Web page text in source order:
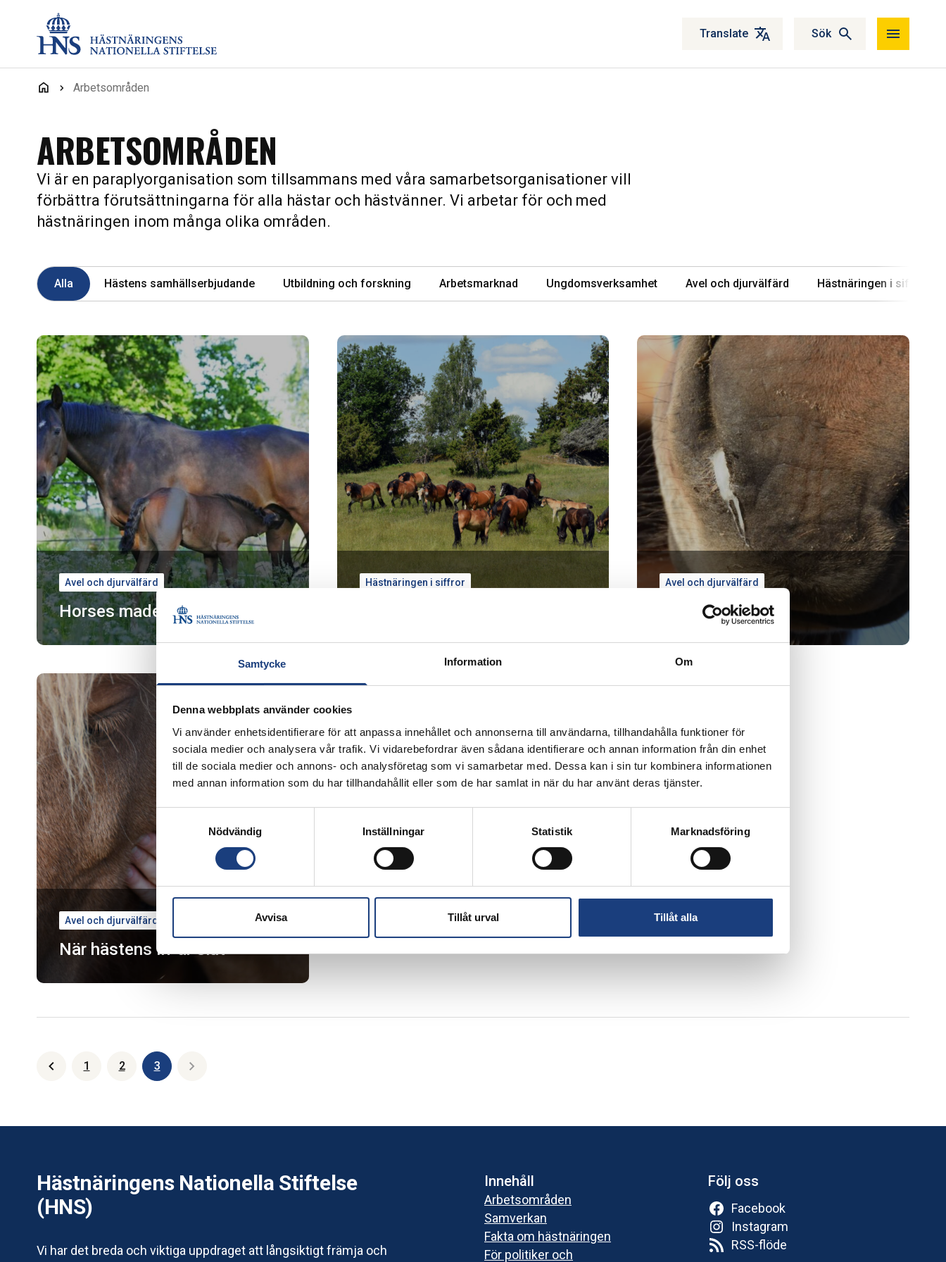
Samtycke Information Om
Denna webbplats använder cookies
Vi använder enhetsidentifierare för att anpassa innehållet och annonserna till användarna, tillhandahålla funktioner för
sociala medier och analysera vår trafik. Vi vidarebefordrar även sådana identifierare och annan information från din enhet
till de sociala medier och annons- och analysföretag som vi samarbetar med. Dessa kan i sin tur kombinera informationen
med annan information som du har tillhandahållit eller som de har samlat in när du har använt deras tjänster.
Nödvändig
Inställningar Statistik Marknadsföring
Avvisa Tillåt urval Tillåt alla
Translate
Sök
Arbetsområden
ARBETSOMRÅDEN
Vi är en paraplyorganisation som tillsammans med våra samarbetsorganisationer vill
förbättra förutsättningarna för alla hästar och hästvänner. Vi arbetar för och med
hästnäringen inom många olika områden.
Alla Hästens samhällserbjudande Utbildning och forskning Arbetsmarknad Ungdomsverksamhet Avel och djurvälfärd Hästnäringen i siffror
Avel och djurvälfärd
Horses made in Sweden
Hästnäringen i siffror Avel och djurvälfärd
Smittskydd
Avel och djurvälfärd
När hästens liv är slut
Föregående
1 2 3
Nästa
Hästnäringens Nationella Stiftelse
(HNS)
Vi har det breda och viktiga uppdraget att långsiktigt främja och
Innehåll
Arbetsområden
Samverkan
Fakta om hästnäringen
För politiker och
Följ oss
Facebook
Instagram
RSS-flöde